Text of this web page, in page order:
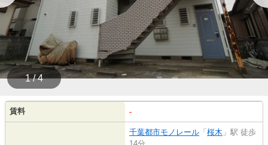
1 / 4
賃料 -
千葉都市モノレール 「 桜木 」駅 徒歩